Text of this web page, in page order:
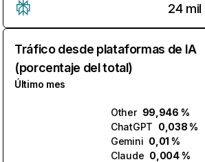
24 mil
Tráfico desde plataformas de IA
(porcentaje del total)
Último mes
Other 99,946 %
ChatGPT 0,038 %
Gemini 0,01 %
Claude 0,004 %